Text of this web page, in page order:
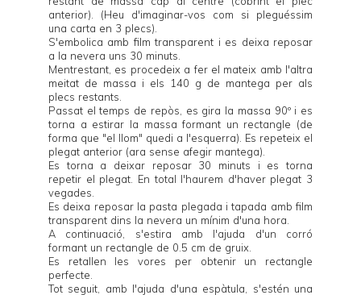
anterior). (Heu d'imaginar-vos com si pleguéssim
una carta en 3 plecs).
S'embolica amb film transparent i es deixa reposar
a la nevera uns 30 minuts.
Mentrestant, es procedeix a fer el mateix amb l'altra
meitat de massa i els 140 g de mantega per als
plecs restants.
Passat el temps de repòs, es gira la massa 90º i es
torna a estirar la massa formant un rectangle (de
forma que "el llom" quedi a l'esquerra). Es repeteix el
plegat anterior (ara sense afegir mantega).
Es torna a deixar reposar 30 minuts i es torna
repetir el plegat. En total l'haurem d'haver plegat 3
vegades.
Es deixa reposar la pasta plegada i tapada amb film
transparent dins la nevera un mínim d'una hora.
A continuació, s'estira amb l'ajuda d'un corró
formant un rectangle de 0.5 cm de gruix.
Es retallen les vores per obtenir un rectangle
perfecte.
Tot seguit, amb l'ajuda d'una espàtula, s'estén una